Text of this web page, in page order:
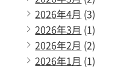
2026年4月 (3)
2026年3月 (1)
2026年2月 (2)
2026年1月 (1)